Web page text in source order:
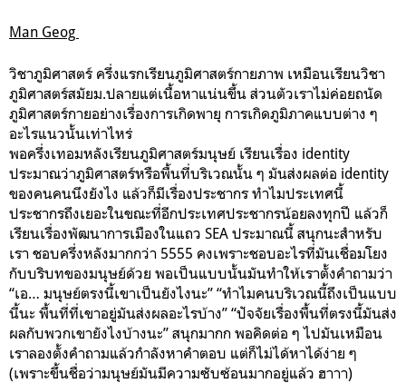
Man Geog
วิชาภูมิศาสตร์ ครึ่งแรกเรียนภูมิศาสตร์กายภาพ เหมือนเรียนวิชา
ภูมิศาสตร์สมัยม.ปลายแต่เนื้อหาแน่นขึ้น ส่วนตัวเราไม่ค่อยถนัด
ภูมิศาสตร์กายอย่างเรื่องการเกิดพายุ การเกิดภูมิภาคแบบต่าง ๆ
อะไรแนวนั้นเท่าไหร่
พอครึ่งเทอมหลังเรียนภูมิศาสตร์มนุษย์ เรียนเรื่อง identity
ประมาณว่าภูมิศาสตร์หรือพื้นที่บริเวณนั้น ๆ มันส่งผลต่อ identity
ของคนคนนึงยังไง แล้วก็มีเรื่องประชากร ทำไมประเทศนี้
ประชากรถึงเยอะในขณะที่อีกประเทศประชากรน้อยลงทุกปี แล้วก็
เรียนเรื่องพัฒนาการเมืองในแถว SEA ประมาณนี้ สนุกนะสำหรับ
เรา ชอบครึ่งหลังมากกว่า 5555 คงเพราะชอบอะไรที่มันเชื่อมโยง
กับบริบทของมนุษย์ด้วย พอเป็นแบบนั้นมันทำให้เราตั้งคำถามว่า
“เอ… มนุษย์ตรงนี้เขาเป็นยังไงนะ” “ทำไมคนบริเวณนี้ถึงเป็นแบบ
นี้นะ พื้นที่ที่เขาอยู่มันส่งผลอะไรบ้าง” “ปัจจัยเรื่องพื้นที่ตรงนี้มันส่ง
ผลกับพวกเขายังไงบ้างนะ” สนุกมากก พอคิดต่อ ๆ ไปมันเหมือน
เราลองตั้งคำถามแล้วกำลังหาคำตอบ แต่ก็ไม่ได้หาได้ง่าย ๆ
(เพราะขึ้นชื่อว่ามนุษย์มันมีความซับซ้อนมากอยู่แล้ว ฮาาา)